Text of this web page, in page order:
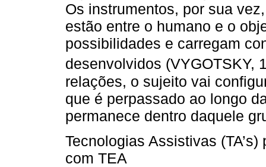
Os instrumentos, por sua
estão entre o humano e o
possibilidades e carregam
desenvolvidos (VYGOTSKY,
relações, o sujeito vai
que é perpassado ao longo
permanece dentro daquele
Tecnologias Assistivas
com TEA